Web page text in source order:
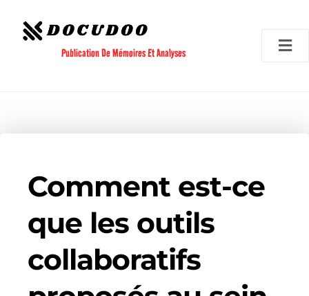
contenu
Publication De Mémoires Et Analyses
Comment est-ce
que les outils
collaboratifs